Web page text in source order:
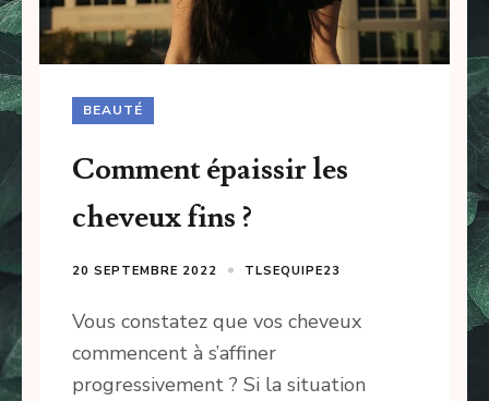
BEAUTÉ
Comment épaissir les
cheveux fins ?
20 SEPTEMBRE 2022 TLSEQUIPE23
Vous constatez que vos cheveux
commencent à s’affiner
progressivement ? Si la situation